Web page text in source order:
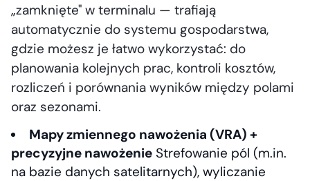
„zamknięte" w terminalu — trafiają
automatycznie do systemu gospodarstwa,
gdzie możesz je łatwo wykorzystać: do
planowania kolejnych prac, kontroli kosztów,
rozliczeń i porównania wyników między polami
oraz sezonami.
Mapy zmiennego nawożenia (VRA) +
precyzyjne nawożenie Strefowanie pól (m.in.
na bazie danych satelitarnych), wyliczanie